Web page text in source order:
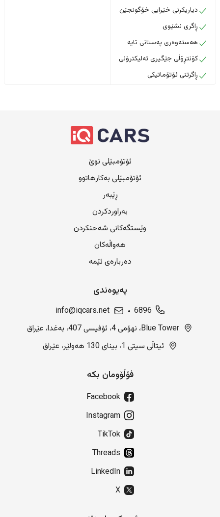
دیاریکرنی خێرایی خۆگونجێن
ڕاگری نشێوی
هەستەوەری پەستانی تایە
کۆنتڕۆڵی جێگیری ئەلیکترۆنی
ڕاگرتنی ئۆتۆماتیکی
ئۆتۆمبێلی نوێ
ئۆتۆمبێلی بەکارهاتوو
ڕێبەر
بەراوردکردن
وێستگەکانی شەحنکردن
هەواڵەکان
دەربارەی ئێمە
پەیوەندی
6896
info@iqcars.net
Blue Tower، نهۆمی 4، ئۆفیسی 407، بەغدا، عێراق
ئیتاڵی سیتی 1، بینای 130 هەولێر، عێراق
فۆڵۆومان بکە
Facebook
Instagram
TikTok
Threads
LinkedIn
X